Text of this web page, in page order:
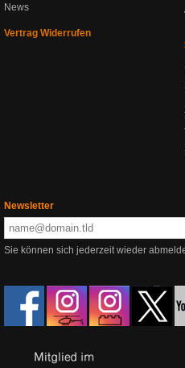
News
Vertrag Widerrufen
Newsletter
Sie können sich jederzeit wieder